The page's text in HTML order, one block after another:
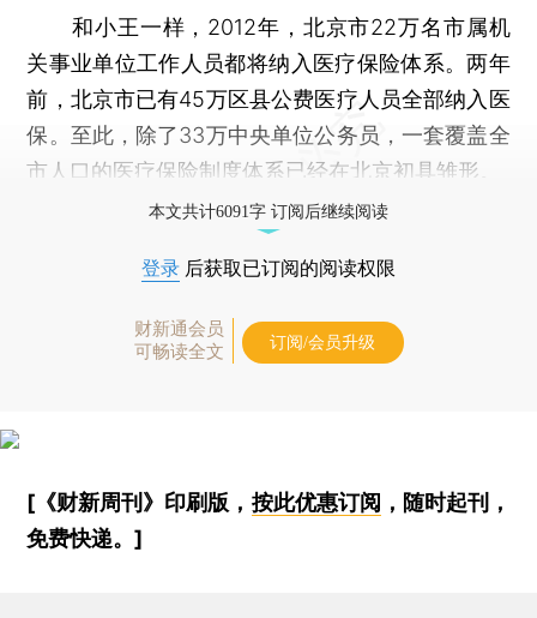
和小王一样，2012年，北京市22万名市属机
关事业单位工作人员都将纳入医疗保险体系。两年
前，北京市已有45万区县公费医疗人员全部纳入医
保。至此，除了33万中央单位公务员，一套覆盖全
市人口的医疗保险制度体系已经在北京初具雏形。
本文共计6091字 订阅后继续阅读
登录 后获取已订阅的阅读权限
财新通会员
可畅读全文
订阅/会员升级
[《财新周刊》印刷版， 按此优惠订阅 ，随时起刊，
免费快递。]